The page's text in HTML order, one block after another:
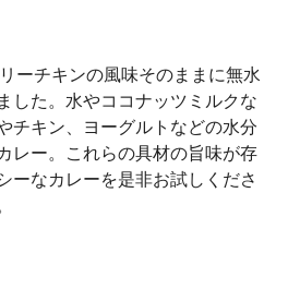
ーチキンの風味そのままに無水
した。水やココナッツミルクな
チキン、ヨーグルトなどの水分
レー。これらの具材の旨味が存
ーなカレーを是非お試しくださ